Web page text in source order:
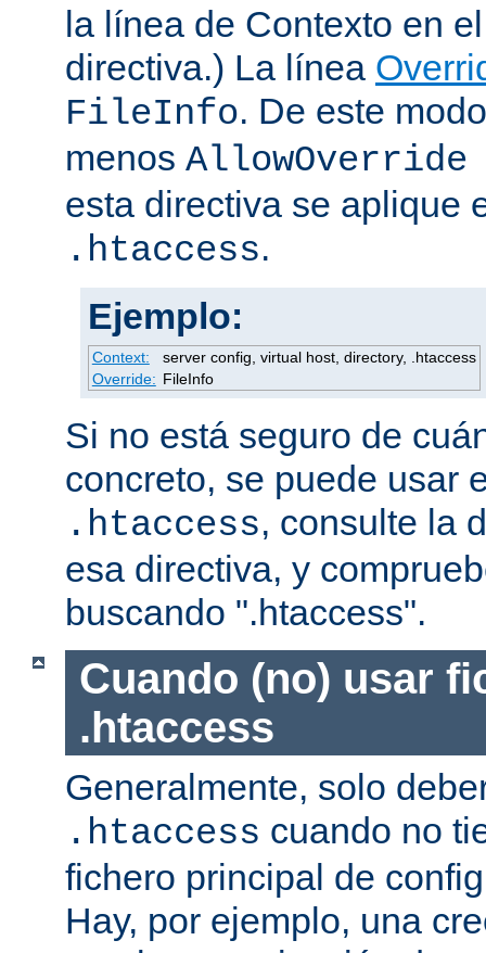
la línea de Contexto en
directiva.) La línea
FileInfo. De este
menos
esta directiva se aplique
.htaccess.
Ejemplo:
Context:
server config, virtual host, directory, .htaccess
Override: FileInfo
Si no está seguro de
concreto, se puede usar
.htaccess, consulte la
esa directiva, y
buscando ".htaccess".
Cuando (no) usar
.htaccess
Generalmente, solo
.htaccess cuando no
fichero principal de
Hay, por ejemplo, una